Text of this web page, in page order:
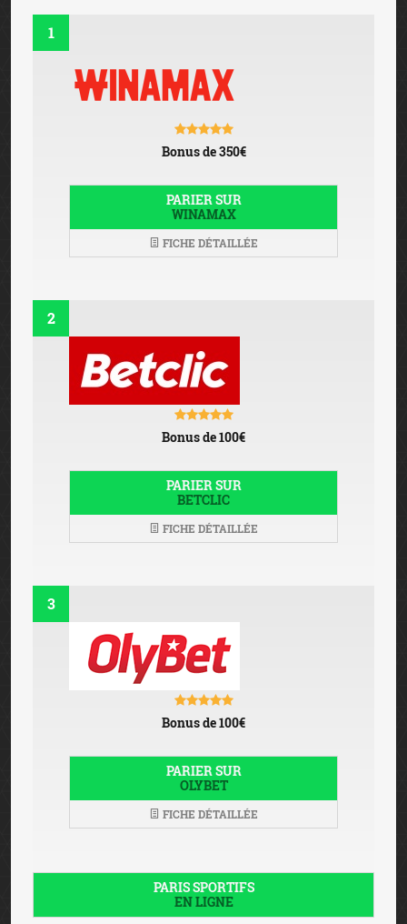
1
Bonus de 350€
PARIER SUR
WINAMAX
FICHE DÉTAILLÉE
2
Bonus de 100€
PARIER SUR
BETCLIC
FICHE DÉTAILLÉE
3
Bonus de 100€
PARIER SUR
OLYBET
FICHE DÉTAILLÉE
PARIS SPORTIFS
EN LIGNE